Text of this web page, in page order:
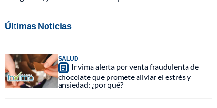
Últimas Noticias
SALUD
Invima alerta por venta fraudulenta de
chocolate que promete aliviar el estrés y
ansiedad: ¿por qué?